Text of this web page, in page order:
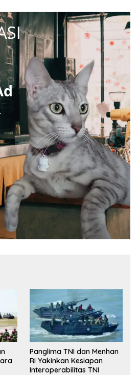
Panglima TNI dan Menhan
RI Yakinkan Kesiapan
Interoperabilitas TNI